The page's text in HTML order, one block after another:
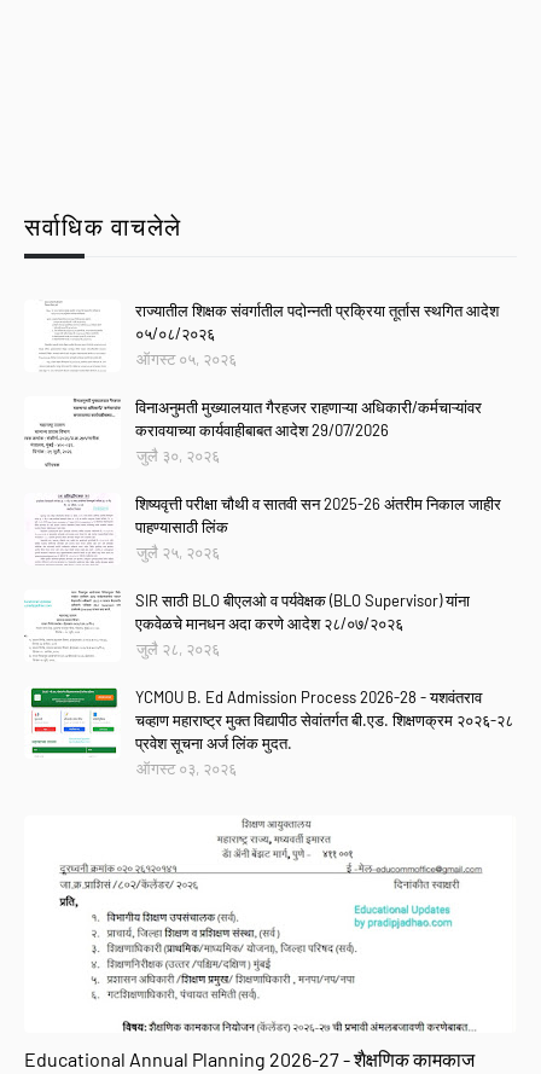
सर्वाधिक वाचलेले
राज्यातील शिक्षक संवर्गातील पदोन्नती प्रक्रिया तूर्तास स्थगित आदेश
०५/०८/२०२६
ऑगस्ट ०५, २०२६
विनाअनुमती मुख्यालयात गैरहजर राहणाऱ्या अधिकारी/कर्मचाऱ्यांवर
करावयाच्या कार्यवाहीबाबत आदेश 29/07/2026
जुलै ३०, २०२६
शिष्यवृत्ती परीक्षा चौथी व सातवी सन 2025-26 अंतरीम निकाल जाहीर
पाहण्यासाठी लिंक
जुलै २५, २०२६
SIR साठी BLO बीएलओ व पर्यवेक्षक (BLO Supervisor) यांना
एकवेळचे मानधन अदा करणे आदेश २८/०७/२०२६
जुलै २८, २०२६
YCMOU B. Ed Admission Process 2026-28 - यशवंतराव
चव्हाण महाराष्ट्र मुक्त विद्यापीठ सेवांतर्गत बी.एड. शिक्षणक्रम २०२६-२८
प्रवेश सूचना अर्ज लिंक मुदत.
ऑगस्ट ०३, २०२६
Educational Annual Planning 2026-27 - शैक्षणिक कामकाज